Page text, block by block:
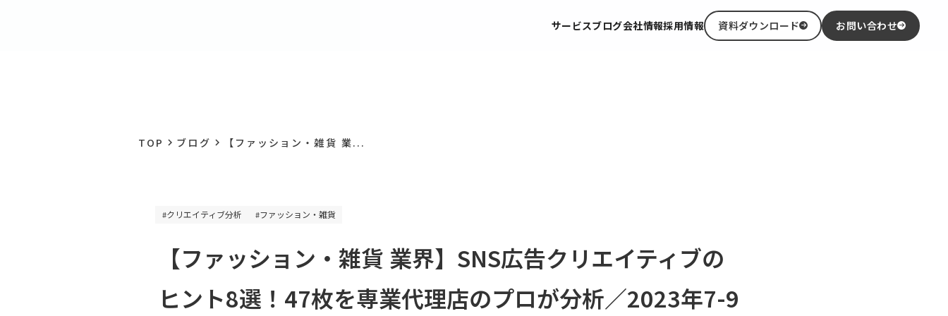
サービスブログ会社情報採用情報 資料ダウンロード お問い合わせ
TOP keyboard_arrow_right ブログ keyboard_arrow_right 【ファッション・雑貨 業...
#クリエイティブ分析 #ファッション・雑貨
【ファッション・雑貨 業界】SNS広告クリエイティブの
ヒント8選！47枚を専業代理店のプロが分析／2023年7-9